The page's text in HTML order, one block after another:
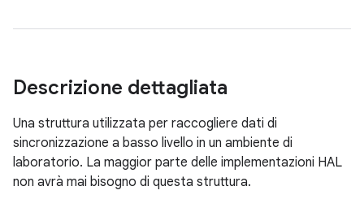
Descrizione dettagliata
Una struttura utilizzata per raccogliere dati di
sincronizzazione a basso livello in un ambiente di
laboratorio. La maggior parte delle implementazioni HAL
non avrà mai bisogno di questa struttura.